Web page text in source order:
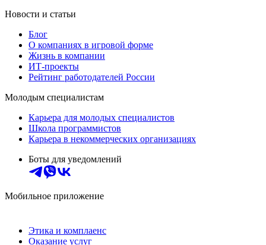
Новости и статьи
Блог
О компаниях в игровой форме
Жизнь в компании
ИТ-проекты
Рейтинг работодателей России
Молодым специалистам
Карьера для молодых специалистов
Школа программистов
Карьера в некоммерческих организациях
Боты для уведомлений
Мобильное приложение
Этика и комплаенс
Оказание услуг